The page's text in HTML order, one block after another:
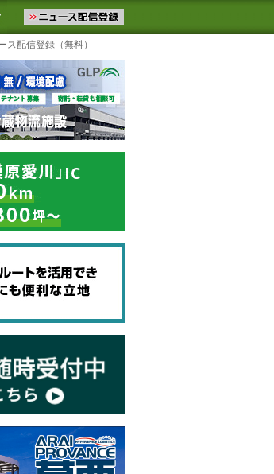
します。物流ニュースメール配信を登録す
よく見るテーマ
ス配信登録（無料）